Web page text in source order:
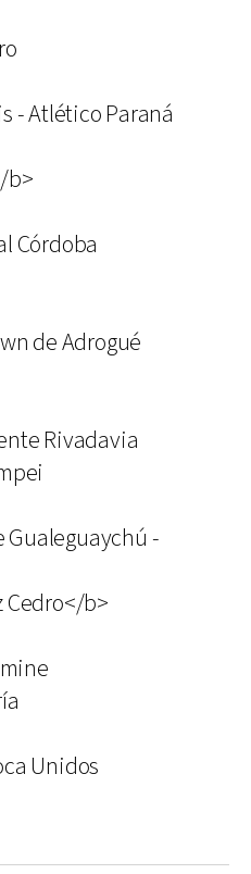
- Atlético Paraná
b>
Córdoba
de Adrogué
Rivadavia
-
Cedro</b>
Unidos